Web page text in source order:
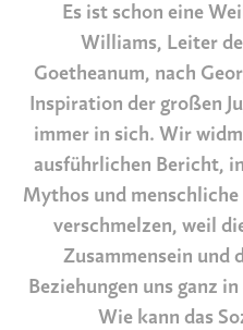
Es ist schon eine
Williams, Leiter
Goetheanum, nach
Inspiration der großen
immer in sich. Wir
ausführlichen Bericht,
Mythos und
verschmelzen, weil
Zusammensein und
Beziehungen uns ganz
Wie kann das